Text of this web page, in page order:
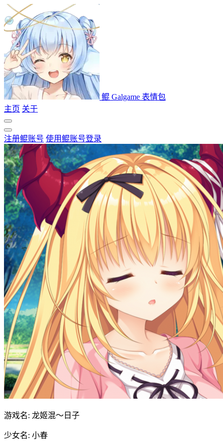
鲲 Galgame 表情包
主页 关于
注册鲲账号 使用鲲账号登录
游戏名: 龙姬混～日子
少女名: 小春